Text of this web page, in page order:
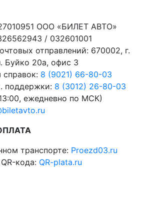
ООО «БИЛЕТ АВТО»
/ 032601001
отправлений: 670002, г.
Буйко 20а, офис 3
справок: 8 (9021) 66-80-03
поддержки: 8 (3012) 26-80-03
ежедневно по МСК)
транспорте: Proezd03.ru
кода: QR-plata.ru